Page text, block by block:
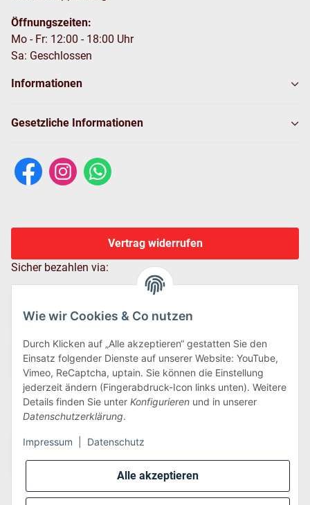
Alle akzeptieren
Wie wir Cookies & Co nutzen
Durch Klicken auf „Alle akzeptieren“ gestatten Sie den
Einsatz folgender Dienste auf unserer Website: YouTube,
Vimeo, ReCaptcha, uptain. Sie können die Einstellung
jederzeit ändern (Fingerabdruck-Icon links unten). Weitere
Details finden Sie unter Konfigurieren und in unserer
Datenschutzerklärung.
Impressum Datenschutz
Öffnungszeiten:
Mo - Fr: 12:00 - 18:00 Uhr
Sa: Geschlossen
Informationen
Gesetzliche Informationen
Vertrag widerrufen
Sicher bezahlen via:
Wir versenden via: